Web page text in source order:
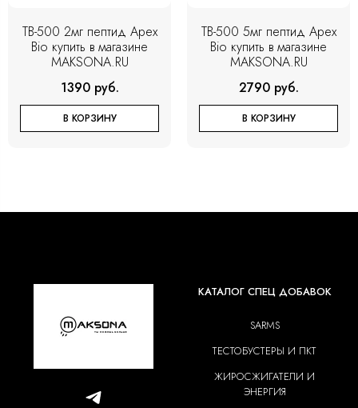
TB-500 2мг пептид Apex
Bio купить в магазине
MAKSONA.RU
1390 руб.
В КОРЗИНУ
TB-500 5мг пептид Apex
Bio купить в магазине
MAKSONA.RU
2790 руб.
В КОРЗИНУ
КАТАЛОГ СПЕЦ ДОБАВОК
SARMS
ТЕСТОБУСТЕРЫ И ПКТ
ЖИРОСЖИГАТЕЛИ И
ЭНЕРГИЯ